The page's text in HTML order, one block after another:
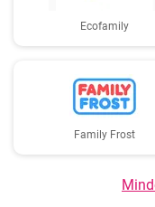
Ecofamily
Family Frost